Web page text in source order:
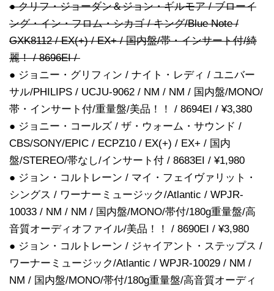
● クリフ・ジョーダン＆ジョン・ギルモア / ブローイ
ング・イン・フロム・シカゴ / キング/Blue Note /
GXK8112 / EX(+) / EX+ / 国内盤/帯・インサート付/綺
麗！ / 8696EI /
● ジョニー・グリフィン / ナイト・レディ / ユニバー
サル/PHILIPS / UCJU-9062 / NM / NM / 国内盤/MONO/
帯・インサート付/重量盤/美品！！ / 8694EI / ¥3,380
● ジョニー・コールズ / ザ・ウォーム・サウンド /
CBS/SONY/EPIC / ECPZ10 / EX(+) / EX+ / 国内
盤/STEREO/帯なし/インサート付 / 8683EI / ¥1,980
● ジョン・コルトレーン / マイ・フェイヴァリット・
シングス / ワーナーミュージック/Atlantic / WPJR-
10033 / NM / NM / 国内盤/MONO/帯付/180g重量盤/高
音質オーディオファイル/美品！！ / 8690EI / ¥3,980
● ジョン・コルトレーン / ジャイアント・ステップス /
ワーナーミュージック/Atlantic / WPJR-10029 / NM /
NM / 国内盤/MONO/帯付/180g重量盤/高音質オーディ